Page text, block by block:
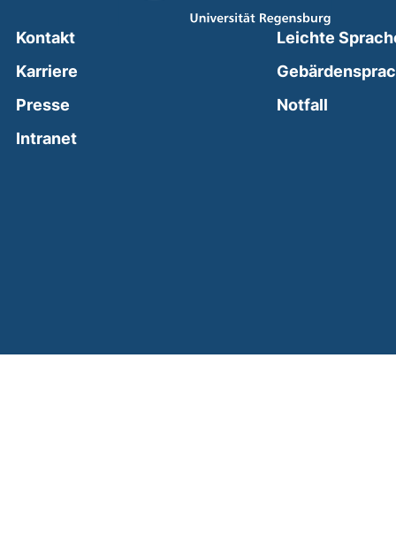
Kontakt
Karriere
Presse
Intranet(external link, opens in a new window)
Leichte
Notfall